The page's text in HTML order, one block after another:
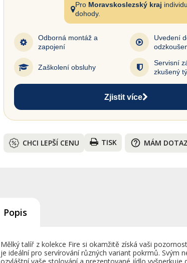
Pro Moravskoslezský kraj
dohody.
Odborná montáž a
zapojení
Uvedení
Zaškolení obsluhy
Servisní
zkušený
Zjistit více
CHCI LEPŠÍ CENU TISK help_outline MÁM DOTAZ
Popis
Mělký talíř z kolekce Fire si okamžitě získá vaši
je ideální pro servírování různých variant pokrmů. Svým
ozvláštní vaše stolování a prezentované jídlo vyšperkuje